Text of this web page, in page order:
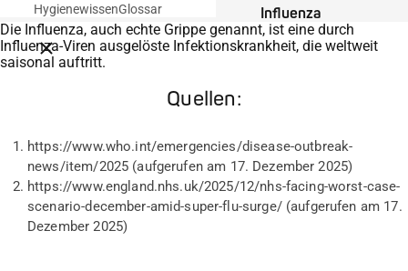
Breadcrumbs schließen
HygienewissenGlossar
Influenza
Die Influenza, auch echte Grippe genannt, ist eine durch
Influenza-Viren ausgelöste Infektionskrankheit, die weltweit
saisonal auftritt.
Quellen:
https://www.who.int/emergencies/disease-outbreak-
news/item/2025 (aufgerufen am 17. Dezember 2025)
https://www.england.nhs.uk/2025/12/nhs-facing-worst-case-
scenario-december-amid-super-flu-surge/ (aufgerufen am 17.
Dezember 2025)